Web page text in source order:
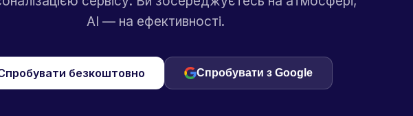
AI — на ефективності.
безкоштовно Спробувати з Google